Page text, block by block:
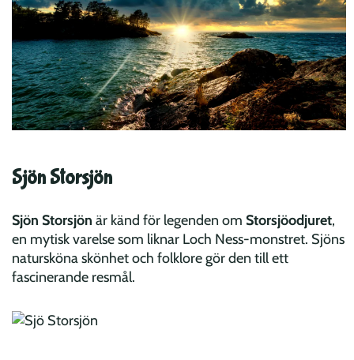
Sjön Storsjön
Sjön Storsjön är känd för legenden om Storsjöodjuret,
en mytisk varelse som liknar Loch Ness-monstret. Sjöns
natursköna skönhet och folklore gör den till ett
fascinerande resmål.